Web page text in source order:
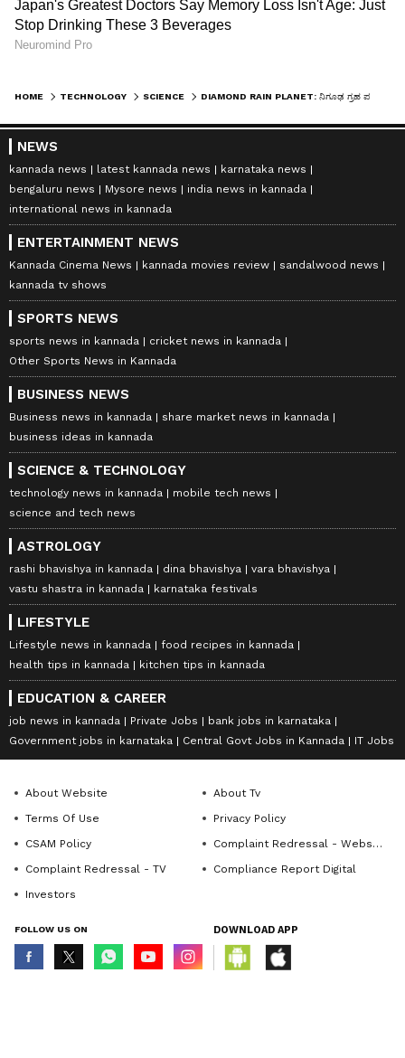
HOME TECHNOLOGY SCIENCE
NEWS
kannada news latest kannada news
karnataka news
bengaluru news
Mysore news
india news in kannada
international news in kannada
ENTERTAINMENT NEWS
Kannada Cinema News kannada movies review
sandalwood news
kannada tv shows
SPORTS NEWS
sports news in kannada
cricket news in kannada
Other Sports News in Kannada
BUSINESS NEWS
Business news in kannada
share market news in kannada
business ideas in kannada
SCIENCE & TECHNOLOGY
technology news in kannada
mobile tech news
science and tech news
ASTROLOGY
rashi bhavishya in kannada dina bhavishya
vara bhavishya
vastu shastra in kannada
karnataka festivals
LIFESTYLE
Lifestyle news in kannada
food recipes in kannada
health tips in kannada
kitchen tips in kannada
EDUCATION & CAREER
job news in kannada Private Jobs
bank jobs in karnataka
Government jobs in karnataka
Central Govt Jobs in Kannada IT Jobs
About Website
About Tv
Terms Of Use
Privacy Policy
CSAM Policy
Complaint Redressal - Website
Complaint Redressal - TV
Compliance Report Digital
Investors
FOLLOW US ON DOWNLOAD APP